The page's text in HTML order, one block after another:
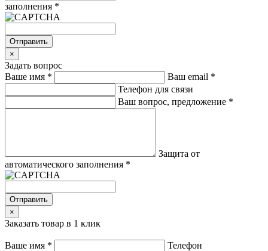
заполнения *
Отправить
×
Задать вопрос
Ваше имя * Ваш email *
Телефон для связи
Ваш вопрос, предложение *
Защита от
автоматического заполнения *
Отправить
×
Заказать товар в 1 клик
Ваше имя *
Телефон